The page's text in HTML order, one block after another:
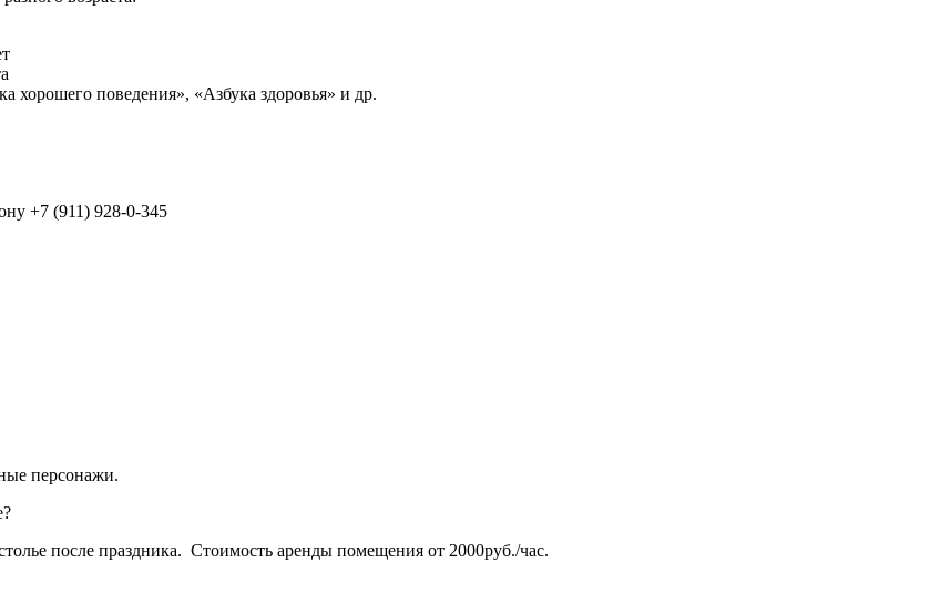
поведения», «Азбука здоровья» и др.
+7 (911) 928-0-345
персонажи.
после праздника. Стоимость аренды помещения от 2000руб./час.